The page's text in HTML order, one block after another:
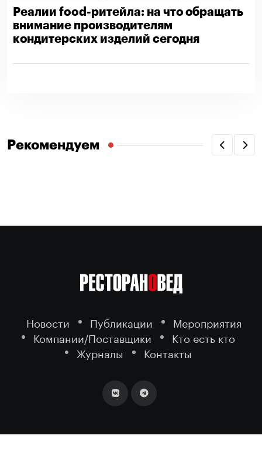
Реалии food-ритейла: на что обращать
внимание производителям
кондитерских изделий сегодня
Рекомендуем
Новости Публикации
Мероприятия
Компании/Поставщики
Кто есть кто
Журналы
Контакты